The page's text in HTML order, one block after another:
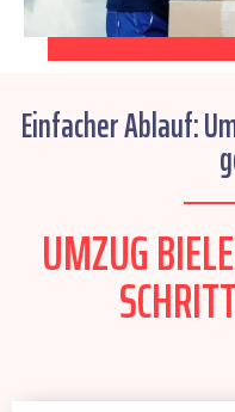
Einfacher Ablauf:
UMZUG